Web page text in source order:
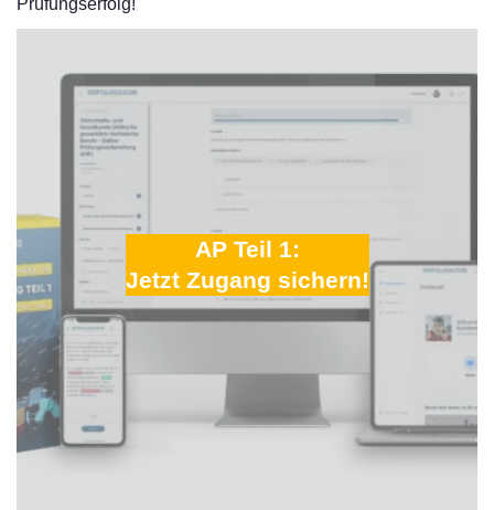
Prüfungserfolg!
AP Teil 1:
Jetzt Zugang sichern!